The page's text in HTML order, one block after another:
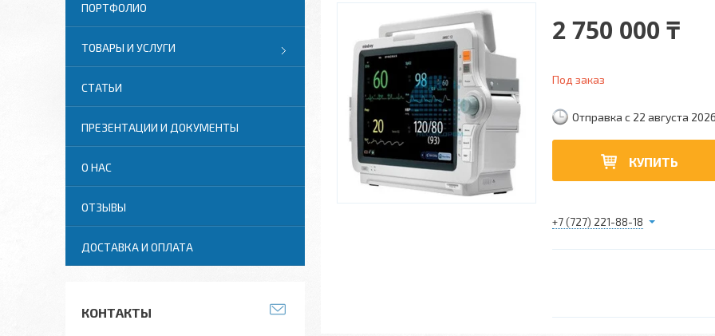
2 750 000 ₸
Под заказ
Отправка с 22 августа
КУПИТЬ
+7 (727) 221-88-18
ПОРТФОЛИО
ТОВАРЫ И УСЛУГИ
СТАТЬИ
ПРЕЗЕНТАЦИИ И ДОКУМЕНТЫ
О НАС
ОТЗЫВЫ
ДОСТАВКА И ОПЛАТА
КОНТАКТЫ